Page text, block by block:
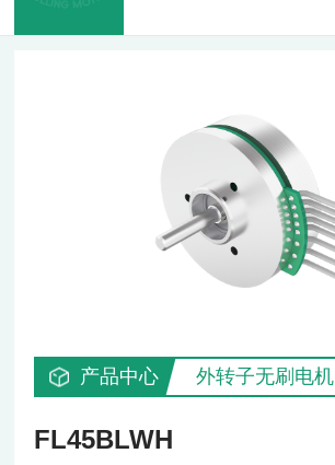
产品中心 外转子无刷电机
FL45BLWH